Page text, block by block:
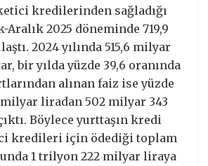
kredilerinden sağladığı
2025 döneminde 719,9
2024 yılında 515,6 milyar
bir yılda yüzde 39,6 oranında
alınan faiz ise yüzde
milyar liradan 502 milyar 343
Böylece yurttaşın kredi
kredileri için ödediği toplam
1 trilyon 222 milyar liraya